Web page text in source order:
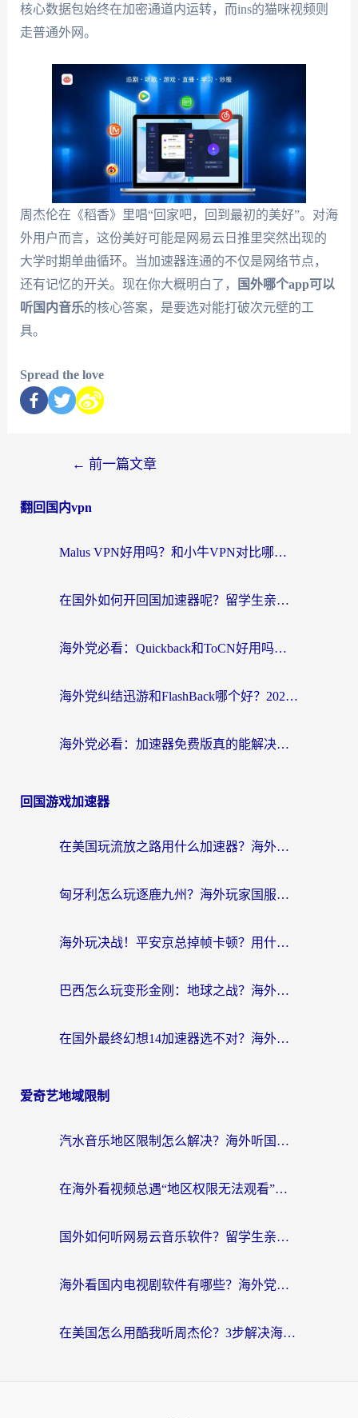
核心数据包始终在加密通道内运转，而ins的猫咪视频则
走普通外网。
周杰伦在《稻香》里唱“回家吧，回到最初的美好”。对海
外用户而言，这份美好可能是网易云日推里突然出现的
大学时期单曲循环。当加速器连通的不仅是网络节点，
还有记忆的开关。现在你大概明白了，
国外哪个app可以
听国内音乐的核心答案，是要选对能打破次元壁的工
具。
Spread the love
← 前一篇文章
翻回国内vpn
Malus VPN好用吗？和小牛VPN对比哪个回国效果更好？海外党亲测实用指南
在国外如何开回国加速器呢？留学生亲测的无缝访问国内资源指南
海外党必看：Quickback和ToCN好用吗？3分钟选对回国加速器的实用指南
海外党纠结迅游和FlashBack哪个好？2026实用指南教你选对回国加速器
海外党必看：加速器免费版真的能解决回国访问难题吗？附实用选择指南
回国游戏加速器
在美国玩流放之路用什么加速器？海外党国服游戏不卡顿的终极攻略
匈牙利怎么玩逐鹿九州？海外玩家国服游戏加速器终极指南（附永劫无间荣耀新三国解决方案）
海外玩决战！平安京总掉帧卡顿？用什么加速器比较好？实测指南来了
巴西怎么玩变形金刚：地球之战？海外玩家国服游戏加速终极指南（附新诛仙延迟密室逃脱18解决办法）
在国外最终幻想14加速器选不对？海外玩家的国服游戏加速避坑指南
爱奇艺地域限制
汽水音乐地区限制怎么解决？海外听国内音乐的实用指南来了
在海外看视频总遇“地区权限无法观看”？这篇攻略帮你轻松解锁国内影视动漫
国外如何听网易云音乐软件？留学生亲测有效的回国加速方案
海外看国内电视剧软件有哪些？海外党专属追剧指南来了
在美国怎么用酷我听周杰伦？3步解决海外听歌地域限制，附QQ音乐网易云通用技巧